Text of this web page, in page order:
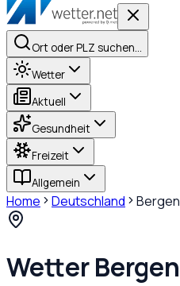
Ort oder PLZ suchen…
Wetter
Aktuell
Gesundheit
Freizeit
Allgemein
Home Deutschland
Wetter